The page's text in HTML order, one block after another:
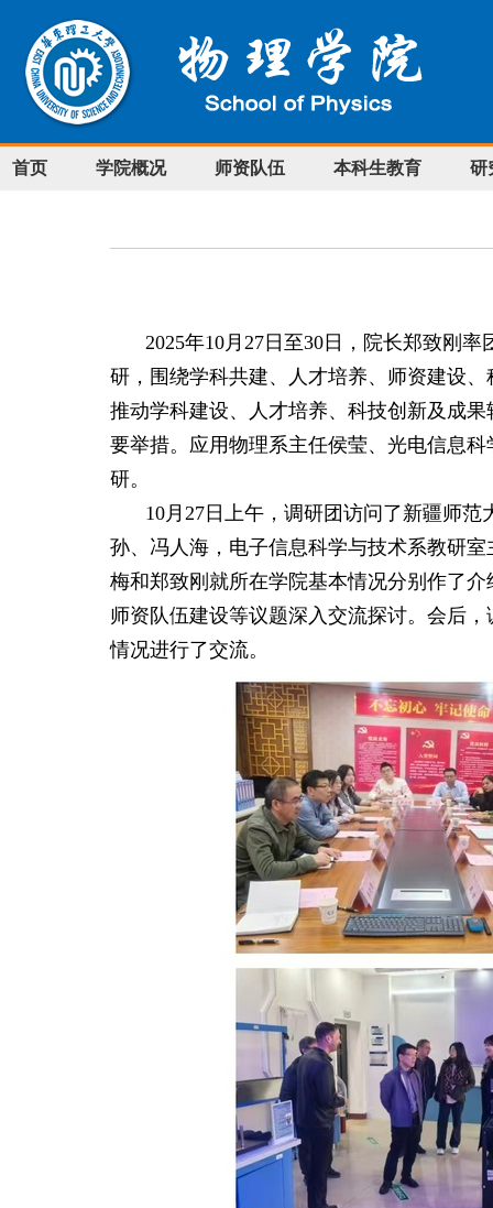
首页 学院概况 师资队伍 本科生教育 研
2025年10月27 日至30 日，院长郑致刚率
研，围绕学科共建、人才培养、师资建设
推动学科建设、人才培养、科技创新及成
要举措。应用物理系主任侯莹、光电信息
研。
10月27 日上午 ，调研团访问了新疆师范
孙、冯人海，电子信息科学与技术系教研
梅和郑致刚就所在学院基本情况分别作了介
师资队伍建设等议题深入交流探讨。会后
情况进行了交流。